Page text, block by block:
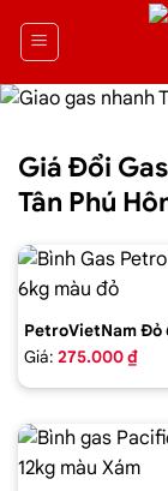
Giá Đổi
Tân Phú
PetroVietNam Đỏ
Giá: 275.000 ₫